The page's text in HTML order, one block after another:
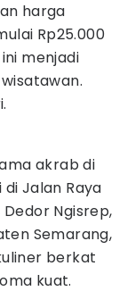
harga
Rp25.000
menjadi
akrab di
Jalan Raya
Ngisrep,
Semarang,
berkat
kuat.